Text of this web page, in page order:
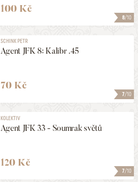
8/10
100 Kč
7/10
SCHINK PETR
Agent JFK 8: Kalibr .45
70 Kč
7/10
KOLEKTIV
Agent JFK 33 - Soumrak světů
120 Kč